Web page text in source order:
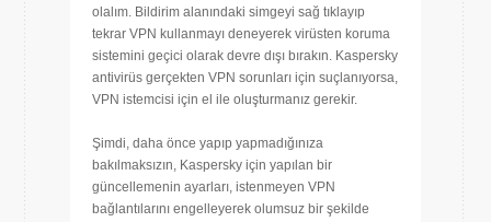
olalım. Bildirim alanındaki simgeyi sağ tıklayıp
tekrar VPN kullanmayı deneyerek virüsten koruma
sistemini geçici olarak devre dışı bırakın. Kaspersky
antivirüs gerçekten VPN sorunları için suçlanıyorsa,
VPN istemcisi için el ile oluşturmanız gerekir.
Şimdi, daha önce yapıp yapmadığınıza
bakılmaksızın, Kaspersky için yapılan bir
güncellemenin ayarları, istenmeyen VPN
bağlantılarını engelleyerek olumsuz bir şekilde